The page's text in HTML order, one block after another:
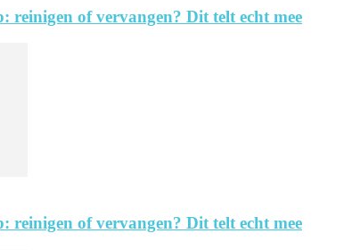
reinigen of vervangen? Dit telt echt mee
reinigen of vervangen? Dit telt echt mee